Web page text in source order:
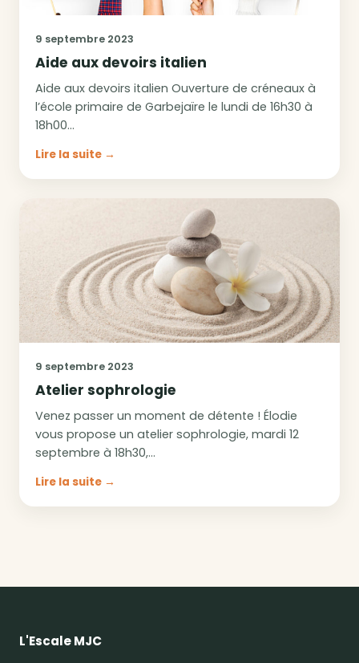
9 septembre 2023
Aide aux devoirs italien
Aide aux devoirs italien Ouverture de créneaux à
l’école primaire de Garbejaïre le lundi de 16h30 à
18h00…
Lire la suite →
9 septembre 2023
Atelier sophrologie
Venez passer un moment de détente ! Élodie
vous propose un atelier sophrologie, mardi 12
septembre à 18h30,…
Lire la suite →
L'Escale MJC